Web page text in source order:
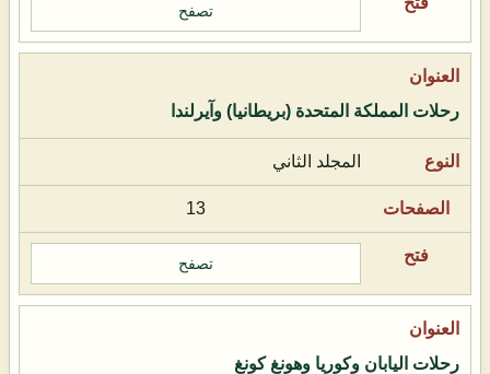
تصفح
رحلات المملكة المتحدة (بريطانيا) وآيرلندا
المجلد الثاني
13
تصفح
رحلات اليابان وكوريا وهونغ كونغ